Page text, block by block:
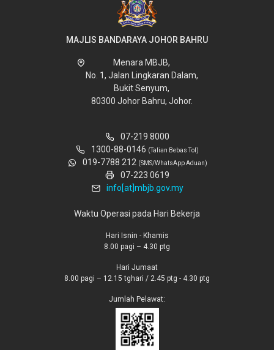
MAJLIS BANDARAYA JOHOR BAHRU
Menara MBJB,
No. 1, Jalan Lingkaran Dalam,
Bukit Senyum,
80300 Johor Bahru, Johor.
07-219 8000
1300-88-0146 (Talian Bebas Tol)
019-7788 212 (SMS/WhatsApp Aduan)
07-223 0619
info[at]mbjb.gov.my
Waktu Operasi pada Hari Bekerja
Hari Isnin - Khamis
8.00 pagi – 4.30 ptg
Hari Jumaat
8.00 pagi – 12.15 tghari / 2.45 ptg - 4.30 ptg
Jumlah Pelawat: